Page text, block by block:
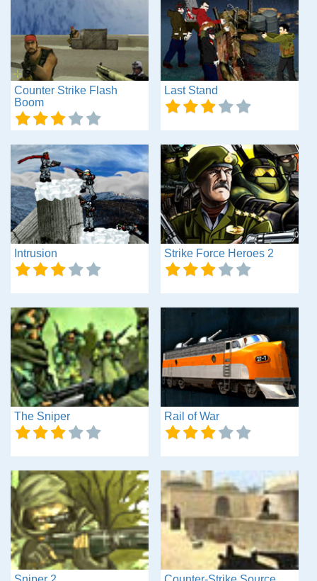
Counter Strike Flash
Boom
Last Stand
Intrusion Strike Force Heroes 2
The Sniper Rail of War